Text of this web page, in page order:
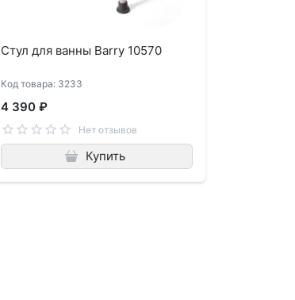
Стул для ванны Barry 10570
Код товара: 3233
4 390 ₽
Нет отзывов
Купить